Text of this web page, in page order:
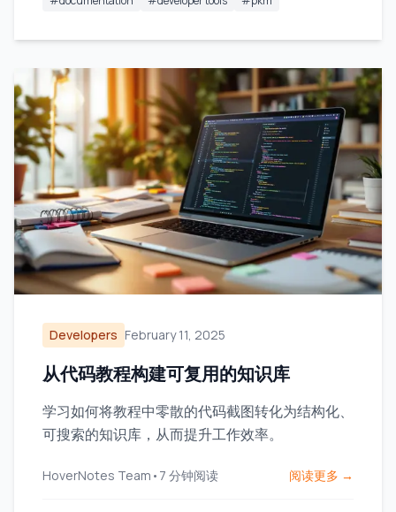
Developers February 11, 2025
从代码教程构建可复用的知识库
学习如何将教程中零散的代码截图转化为结构化、
可搜索的知识库，从而提升工作效率。
HoverNotes Team • 7 分钟阅读 阅读更多 →